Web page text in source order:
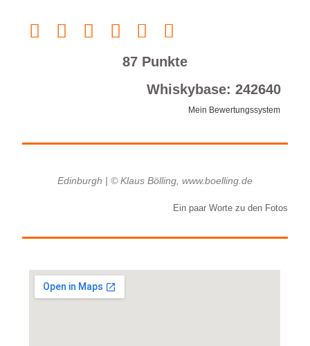
87 Punkte
Whiskybase: 242640
Mein Bewertungssystem
Edinburgh | © Klaus Bölling, www.boelling.de
Ein paar Worte zu den Fotos